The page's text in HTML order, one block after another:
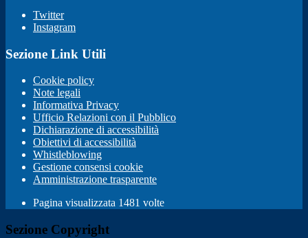
Twitter
Instagram
Sezione Link Utili
Cookie policy
Note legali
Informativa Privacy
Ufficio Relazioni con il Pubblico
Dichiarazione di accessibilità
Obiettivi di accessibilità
Whistleblowing
Gestione consensi cookie
Amministrazione trasparente
Pagina visualizzata 1481 volte
Sezione Copyright